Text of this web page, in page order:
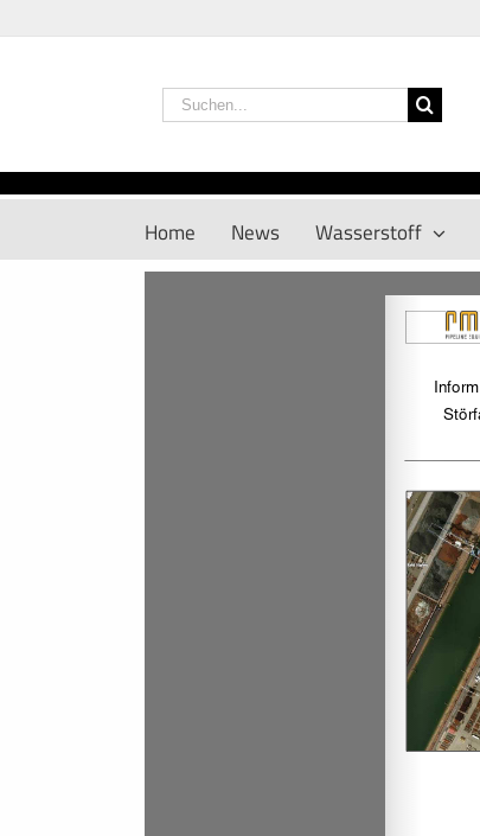
Inhalt
Suche
nach:
Home News Wasserstoff